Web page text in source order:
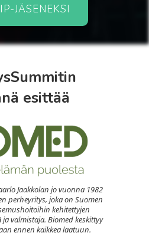
JÄSENEKSI
esittää
Jaakkolan jo vuonna 1982
perheyritys, joka on Suomen
kehitettyjen
valmistaja. Biomed keskittyy
ennen kaikkea laatuun.